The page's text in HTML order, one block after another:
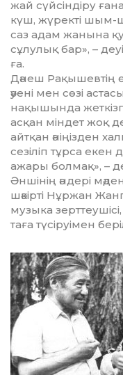
жай сүйсіндіру
күш, жүректі шым-
саз адам жанына
сұлулық бар», –
ға.
Дәнеш Рақышевтің
әуені мен сөзі
нақышын­да
ас­қан міндет жоқ
айтқан әніңізден
сезіліп тұрса екен
ажары болмақ», –
Әншінің әндері
шәкірті Нұржан
музыка
таға түсіруімен